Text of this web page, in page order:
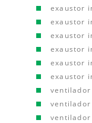
exaustor
exaustor
exaustor
exaustor
exaustor
exaustor
ventilador
ventilador